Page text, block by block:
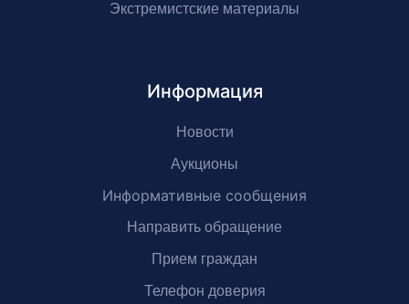
Экстремистские материалы
Информация
Новости
Аукционы
Информативные сообщения
Направить обращение
Прием граждан
Телефон доверия